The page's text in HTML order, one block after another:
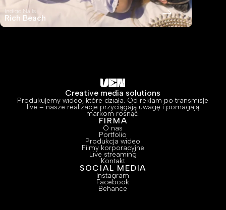
Indigo Nails
Rich Beach
Creative media solutions
Produkujemy wideo, które działa. Od reklam po transmisje
live – nasze realizacje przyciągają uwagę i pomagają
markom rosnąć.
FIRMA
O nas
Portfolio
Produkcja wideo
Filmy korporacyjne
Live streaming
Kontakt
SOCIAL MEDIA
Instagram
Facebook
Behance